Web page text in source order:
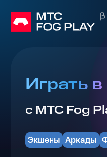
Играть
с МТС Fog
Экшены Аркады